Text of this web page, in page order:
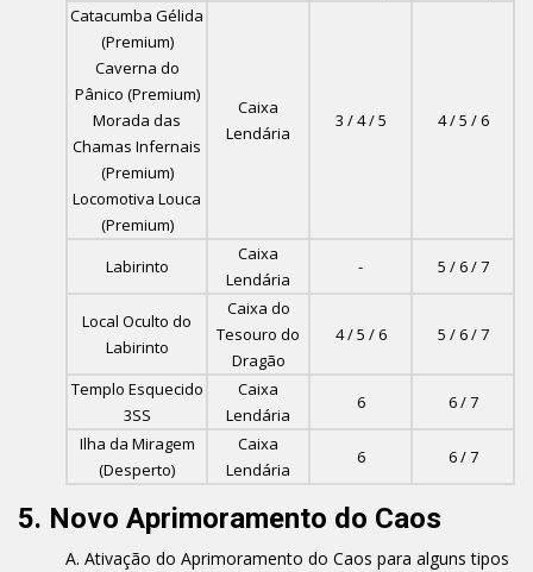
Catacumba Gélida
(Premium)
Caverna do
Pânico (Premium)
Morada das
Chamas Infernais
(Premium)
Locomotiva Louca
(Premium)
Caixa
Lendária
3 / 4 / 5 4 / 5 / 6
Labirinto
Caixa
Lendária
- 5 / 6 / 7
Local Oculto do
Labirinto
Caixa do
Tesouro do
Dragão
4 / 5 / 6 5 / 6 / 7
Templo Esquecido
3SS
Caixa
Lendária
6
6 / 7
Ilha da Miragem
(Desperto)
Caixa
Lendária
6 6 / 7
5. Novo Aprimoramento do Caos
Ativação do Aprimoramento do Caos para alguns tipos